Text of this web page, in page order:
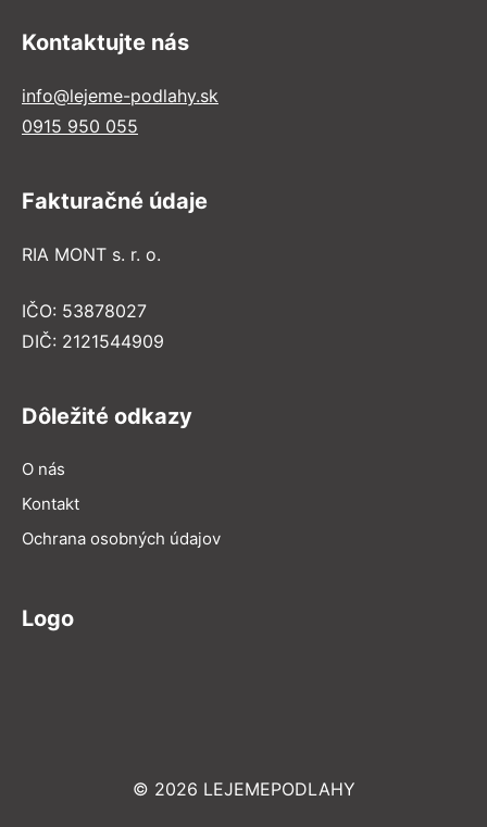
Kontaktujte nás
info@lejeme-podlahy.sk
0915 950 055
Fakturačné údaje
RIA MONT s. r. o.
IČO: 53878027
DIČ: 2121544909
Dôležité odkazy
O nás
Kontakt
Ochrana osobných údajov
Logo
© 2026 LEJEMEPODLAHY